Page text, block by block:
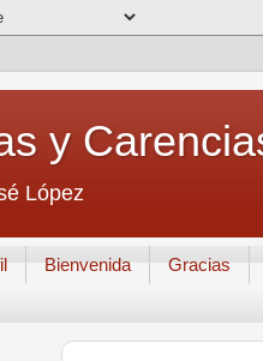
y
López
Bienvenida
Gracias